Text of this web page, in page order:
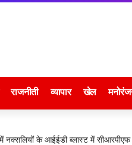
राजनीती व्यापार खेल
के आईईडी ब्लास्ट में सीआरपीएफ